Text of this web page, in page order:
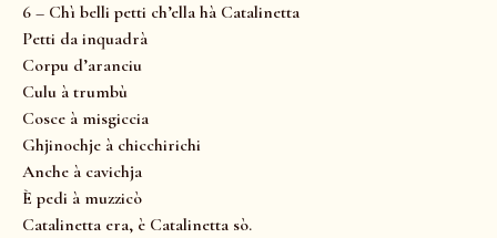
6 – Chì belli petti ch’ella hà Catalinetta
Petti da inquadrà
Corpu d’aranciu
Culu à trumbù
Cosce à misgiccia
Ghjinochje à chicchirichi
Anche à cavichja
È pedi à muzzicò
Catalinetta era, è Catalinetta sò.